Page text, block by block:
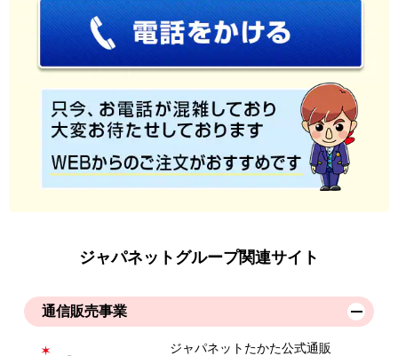
ジャパネットグループ関連サイト
通信販売事業
ジャパネットたかた公式通販